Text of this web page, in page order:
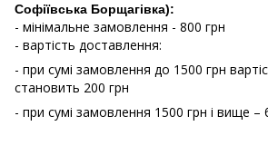
Софіївська Борщагівка):
- мінімальне замовлення - 800 грн
- вартість доставлення:
- при сумі замовлення до 1500 грн
становить 200 грн
- при сумі замовлення 1500 грн і вище